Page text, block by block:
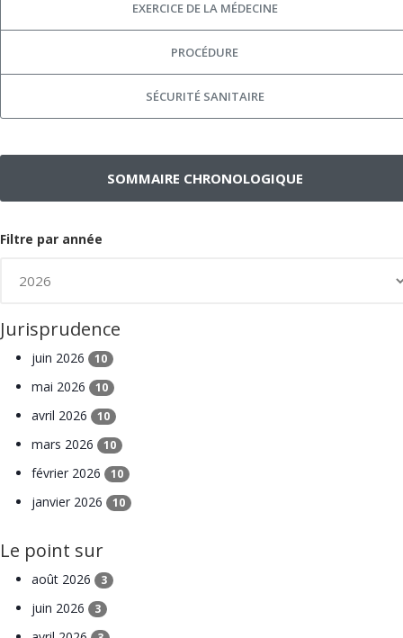
EXERCICE DE LA MÉDECINE
PROCÉDURE
SÉCURITÉ SANITAIRE
SOMMAIRE CHRONOLOGIQUE
Filtre par année
Jurisprudence
juin 2026 10
mai 2026 10
avril 2026 10
mars 2026 10
février 2026 10
janvier 2026 10
Le point sur
août 2026 3
juin 2026 3